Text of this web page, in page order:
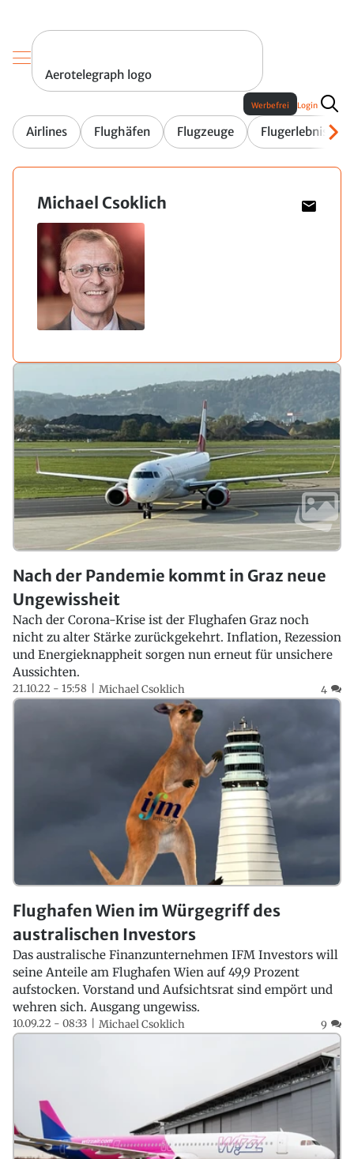
Aerotelegraph logo
Airlines Flughäfen Flugzeuge Flugerlebnis
Werbefrei Login
Michael Csoklich
Nach der Pandemie kommt in Graz neue
Ungewissheit
Nach der Corona-Krise ist der Flughafen Graz noch
nicht zu alter Stärke zurückgekehrt. Inflation, Rezession
und Energieknappheit sorgen nun erneut für unsichere
Aussichten.
21.10.22 - 15:58 Michael Csoklich 4
Flughafen Wien im Würgegriff des
australischen Investors
Das australische Finanzunternehmen IFM Investors will
seine Anteile am Flughafen Wien auf 49,9 Prozent
aufstocken. Vorstand und Aufsichtsrat sind empört und
wehren sich. Ausgang ungewiss.
10.09.22 - 08:33 Michael Csoklich 9